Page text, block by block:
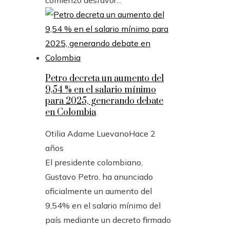
Petro decreta un aumento del
9,54 % en el salario mínimo
para 2025, generando debate
en Colombia
Otilia Adame LuevanoHace 2
años
El presidente colombiano,
Gustavo Petro, ha anunciado
oficialmente un aumento del
9,54% en el salario mínimo del
país mediante un decreto firmado